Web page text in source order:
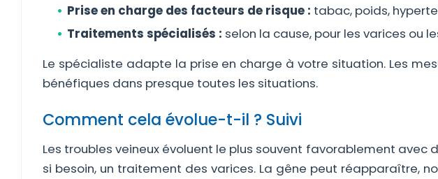
Prise en charge des facteurs de risque : tabac, poids,
Traitements spécialisés : selon la cause, pour les varices ou
Le spécialiste adapte la prise en charge à votre situation. Les
bénéfiques dans presque toutes les situations.
Comment cela évolue-t-il ? Suivi
Les troubles veineux évoluent le plus souvent favorablement avec
si besoin, un traitement des varices. La gêne peut réapparaître,